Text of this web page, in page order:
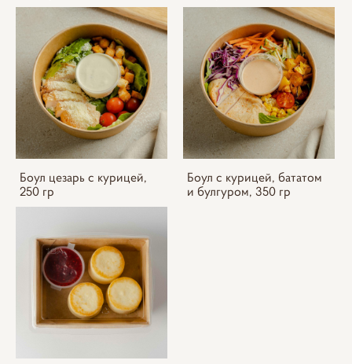
Боул цезарь с курицей,
250 гр
Боул с курицей, бататом
и булгуром, 350 гр